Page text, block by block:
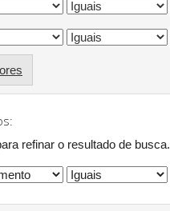
refinar o resultado de busca.